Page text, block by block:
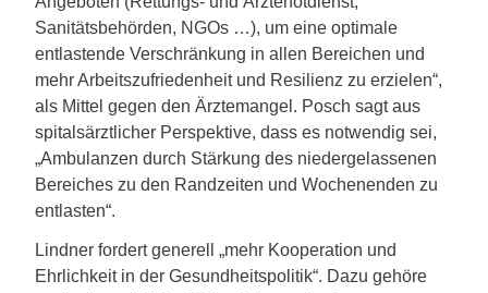
Sanitätsbehörden, NGOs …), um eine optimale
entlastende Verschränkung in allen Bereichen und
mehr Arbeitszufriedenheit und Resilienz zu erzielen“,
als Mittel gegen den Ärztemangel. Posch sagt aus
spitalsärztlicher Perspektive, dass es notwendig sei,
„Ambulanzen durch Stärkung des niedergelassenen
Bereiches zu den Randzeiten und Wochenenden zu
entlasten“.
Lindner fordert generell „mehr Kooperation und
Ehrlichkeit in der Gesundheitspolitik“. Dazu gehöre